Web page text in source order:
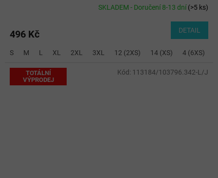
SKLADEM - Doručení 8-13 dní(>5 ks)
496 Kč DETAIL
S M L XL 2XL 3XL 12 (2XS) 14 (XS) 4 (6XS)
TOTÁLNÍ
VÝPRODEJ
Kód: 113184/103796.342-L/J